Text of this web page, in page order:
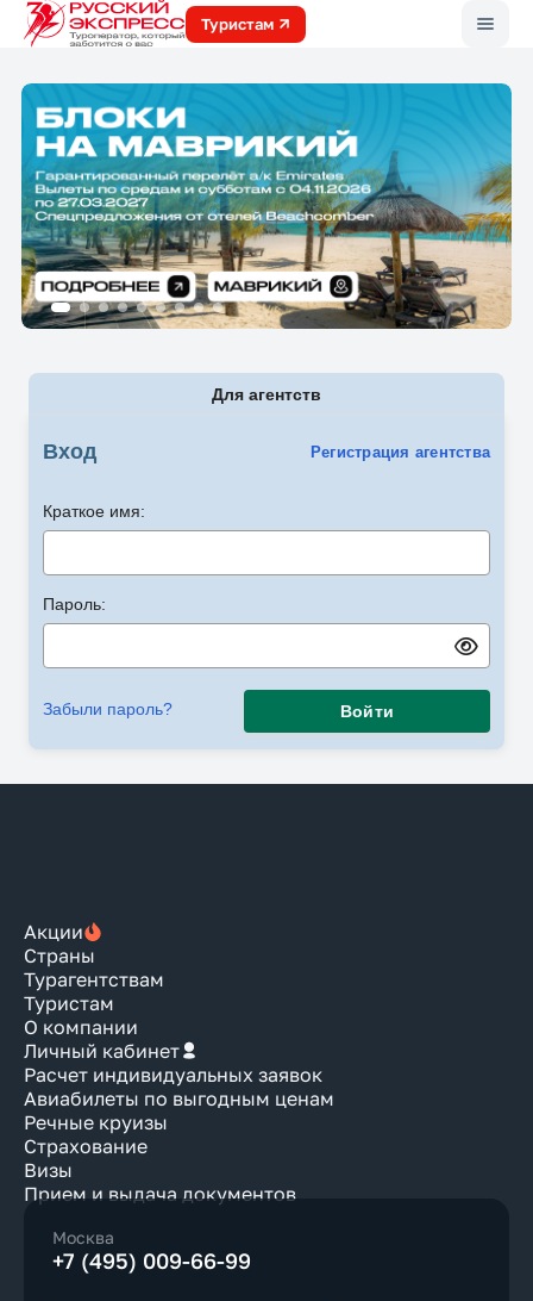
Туристам
Для агентств
Вход Регистрация агентства
Краткое имя:
Пароль:
Забыли пароль? Войти
Акции
Страны
Турагентствам
Туристам
О компании
Личный кабинет
Расчет индивидуальных заявок
Авиабилеты по выгодным ценам
Речные круизы
Страхование
Визы
Прием и выдача документов
Москва
+7 (495) 009-66-99